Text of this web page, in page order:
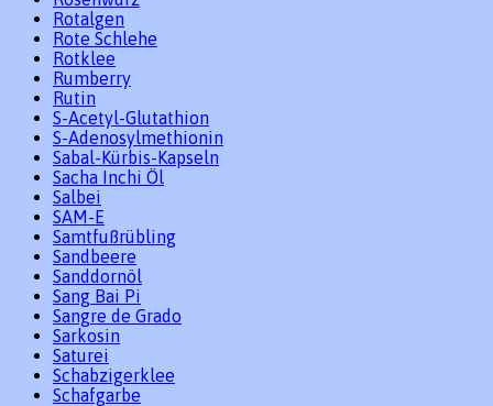
Rotalgen
Rote Schlehe
Rotklee
Rumberry
Rutin
S-Acetyl-Glutathion
S-Adenosylmethionin
Sabal-Kürbis-Kapseln
Sacha Inchi Öl
Salbei
SAM-E
Samtfußrübling
Sandbeere
Sanddornöl
Sang Bai Pi
Sangre de Grado
Sarkosin
Saturei
Schabzigerklee
Schafgarbe